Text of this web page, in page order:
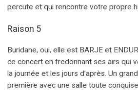
percute et qui rencontre votre propre
Raison 5
Buridane, oui, elle est BARJE et
ce concert en fredonnant ses airs qui
la journée et les jours d’après. Un
première avec une salle toute